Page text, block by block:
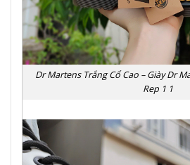
Dr Martens Trắng Cổ Cao – Giày Dr
Rep 1 1